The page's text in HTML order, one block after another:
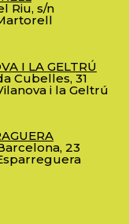
Riu, s/n
I LA GELTRÚ
Cubelles, 31
i la Geltrú
23